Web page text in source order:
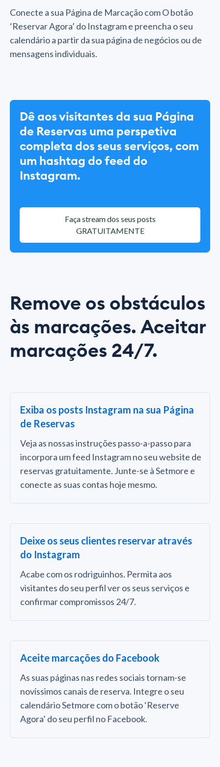
Conecte a sua Página de Marcação com O botão
‘Reservar Agora’ do Instagram e preencha o seu
calendário a partir da sua página de negócios ou de
mensagens individuais.
Dê aos visitantes da sua Página
de Reservas uma perspetiva
completa dos seus serviços, com
um hashtag do feed do
Instagram.
Faça stream dos seus posts
GRATUITAMENTE
Remove os obstáculos
às marcações. Aceitar
marcações 24/7.
Exiba os posts Instagram na sua Página
de Reservas
Veja as nossas instruções passo-a-passo para
incorpora um feed Instagram no seu website de
reservas gratuitamente. Junte-se à Setmore e
conecte as suas contas hoje mesmo.
Deixe os seus clientes reservar através
do Instagram
Acabe com os rodriguinhos. Permita aos
visitantes do seu perfil ver os seus serviços e
confirmar compromissos 24/7.
Aceite marcações do Facebook
As suas páginas nas redes sociais tornam-se
novíssimos canais de reserva. Integre o seu
calendário Setmore com o botão ‘Reserve
Agora’ do seu perfil no Facebook.